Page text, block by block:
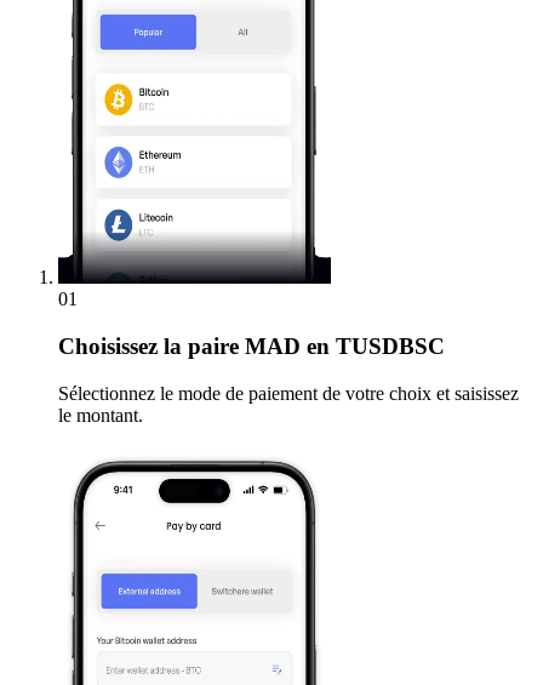
01
Choisissez la paire MAD en TUSDBSC
Sélectionnez le mode de paiement de votre choix et saisissez
le montant.